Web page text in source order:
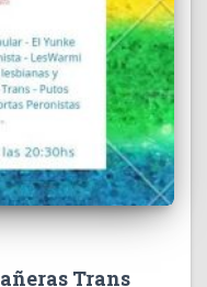
Trans